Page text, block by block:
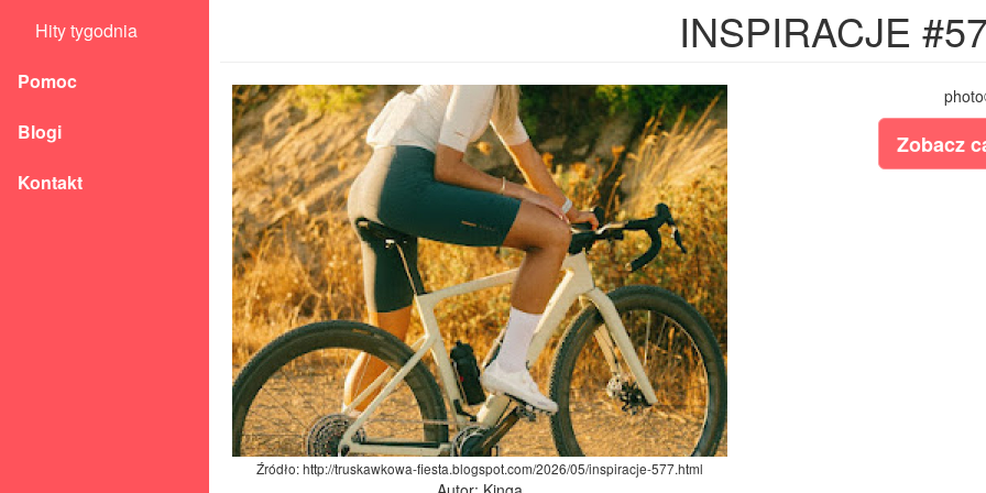
Hity tygodnia
Pomoc
Blogi
Kontakt
INSPIRACJE
Źródło: http://truskawkowa-fiesta.blogspot.com/2026/05/inspiracje-577.html
Zobacz